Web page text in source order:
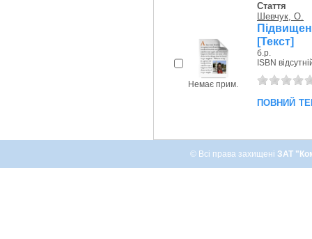
Немає прим.
Стаття
Шевчук, О.
[Текст]
б.р.
ISBN
повний
© Всі права захищені ЗАТ